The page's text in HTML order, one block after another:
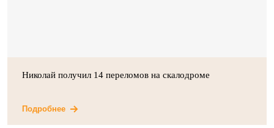
Николай получил 14 переломов на скалодроме
Подробнее